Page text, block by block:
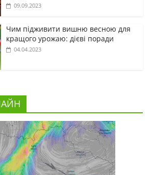
09.09.2023
Чим підживити вишню весною для
кращого урожаю: дієві поради
04.04.2023